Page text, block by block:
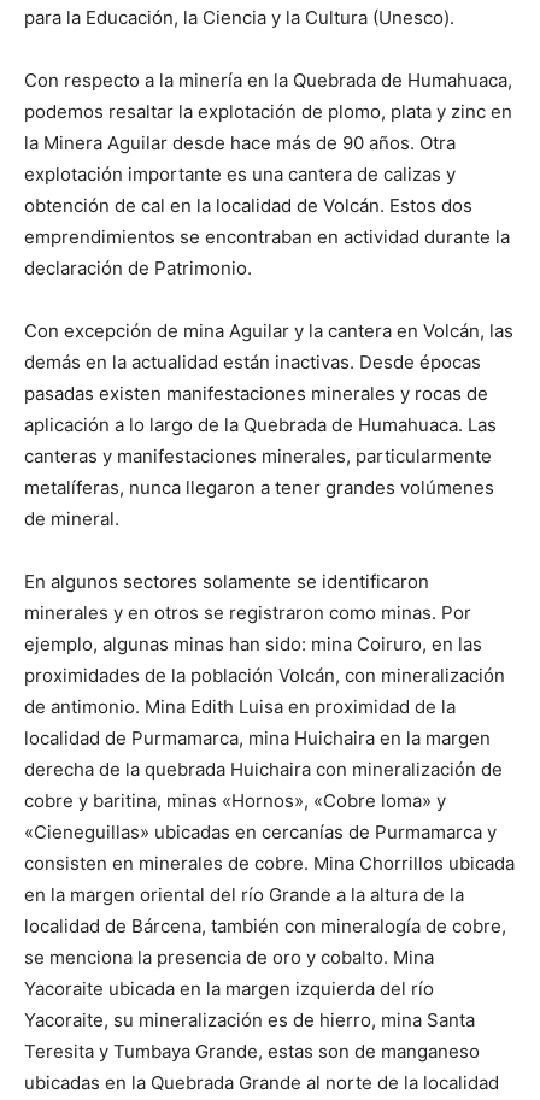
para la Educación, la Ciencia y la Cultura (Unesco).
Con respecto a la minería en la Quebrada de Humahuaca,
podemos resaltar la explotación de plomo, plata y zinc en
la Minera Aguilar desde hace más de 90 años. Otra
explotación importante es una cantera de calizas y
obtención de cal en la localidad de Volcán. Estos dos
emprendimientos se encontraban en actividad durante la
declaración de Patrimonio.
Con excepción de mina Aguilar y la cantera en Volcán, las
demás en la actualidad están inactivas. Desde épocas
pasadas existen manifestaciones minerales y rocas de
aplicación a lo largo de la Quebrada de Humahuaca. Las
canteras y manifestaciones minerales, particularmente
metalíferas, nunca llegaron a tener grandes volúmenes
de mineral.
En algunos sectores solamente se identificaron
minerales y en otros se registraron como minas. Por
ejemplo, algunas minas han sido: mina Coiruro, en las
proximidades de la población Volcán, con mineralización
de antimonio. Mina Edith Luisa en proximidad de la
localidad de Purmamarca, mina Huichaira en la margen
derecha de la quebrada Huichaira con mineralización de
cobre y baritina, minas «Hornos», «Cobre loma» y
«Cieneguillas» ubicadas en cercanías de Purmamarca y
consisten en minerales de cobre. Mina Chorrillos ubicada
en la margen oriental del río Grande a la altura de la
localidad de Bárcena, también con mineralogía de cobre,
se menciona la presencia de oro y cobalto. Mina
Yacoraite ubicada en la margen izquierda del río
Yacoraite, su mineralización es de hierro, mina Santa
Teresita y Tumbaya Grande, estas son de manganeso
ubicadas en la Quebrada Grande al norte de la localidad